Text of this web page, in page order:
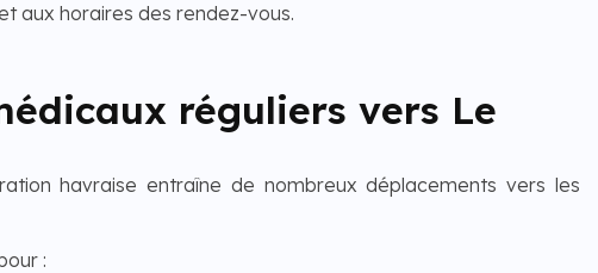
aux horaires des rendez-vous.
réguliers vers Le
havraise entraîne de nombreux déplacements vers les
: